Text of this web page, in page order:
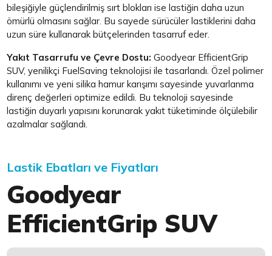
bileşiğiyle güçlendirilmiş sırt blokları ise lastiğin daha uzun
ömürlü olmasını sağlar. Bu sayede sürücüler lastiklerini daha
uzun süre kullanarak bütçelerinden tasarruf eder.
Yakıt Tasarrufu ve Çevre Dostu:Goodyear EfficientGrip
SUV, yenilikçi FuelSaving teknolojisi ile tasarlandı. Özel polimer
kullanımı ve yeni silika hamur karışımı sayesinde yuvarlanma
direnç değerleri optimize edildi. Bu teknoloji sayesinde
lastiğin duyarlı yapısını korunarak yakıt tüketiminde ölçülebilir
azalmalar sağlandı.
Lastik Ebatları ve Fiyatları
Goodyear
EfficientGrip SUV